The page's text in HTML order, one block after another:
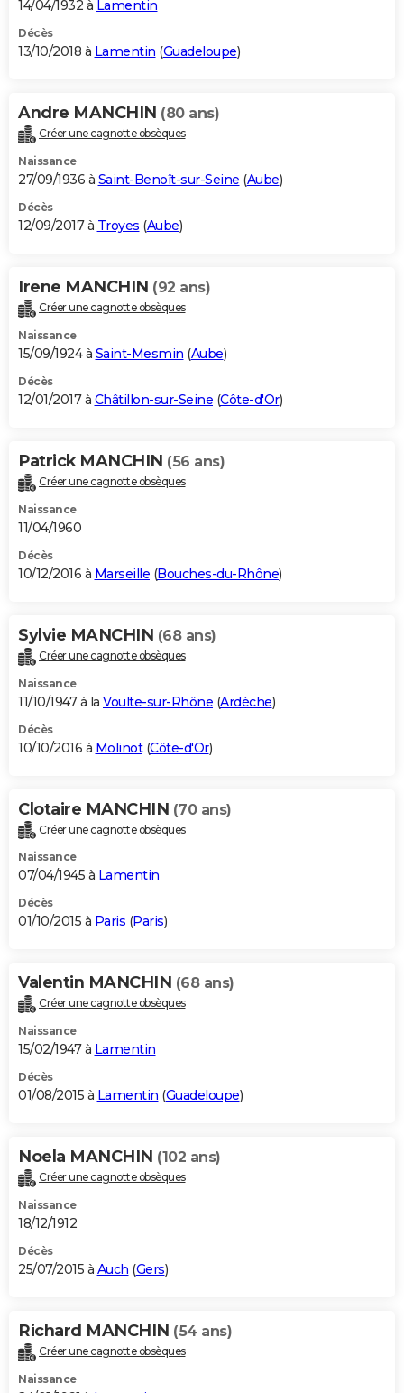
14/04/1932 à Lamentin
Décès
13/10/2018 à Lamentin (Guadeloupe)
Andre MANCHIN (80 ans)
Créer une cagnotte obsèques
Naissance
27/09/1936 à Saint-Benoît-sur-Seine (Aube)
Décès
12/09/2017 à Troyes (Aube)
Irene MANCHIN (92 ans)
Créer une cagnotte obsèques
Naissance
15/09/1924 à Saint-Mesmin (Aube)
Décès
12/01/2017 à Châtillon-sur-Seine (Côte-d'Or)
Patrick MANCHIN (56 ans)
Créer une cagnotte obsèques
Naissance
11/04/1960
Décès
10/12/2016 à Marseille (Bouches-du-Rhône)
Sylvie MANCHIN (68 ans)
Créer une cagnotte obsèques
Naissance
11/10/1947 à la Voulte-sur-Rhône (Ardèche)
Décès
10/10/2016 à Molinot(Côte-d'Or)
Clotaire MANCHIN (70 ans)
Créer une cagnotte obsèques
Naissance
07/04/1945 à Lamentin
Décès
01/10/2015 à Paris (Paris)
Valentin MANCHIN (68 ans)
Créer une cagnotte obsèques
Naissance
15/02/1947 à Lamentin
Décès
01/08/2015 à Lamentin (Guadeloupe)
Noela MANCHIN (102 ans)
Créer une cagnotte obsèques
Naissance
18/12/1912
Décès
25/07/2015 à Auch (Gers)
Richard MANCHIN (54 ans)
Créer une cagnotte obsèques
Naissance